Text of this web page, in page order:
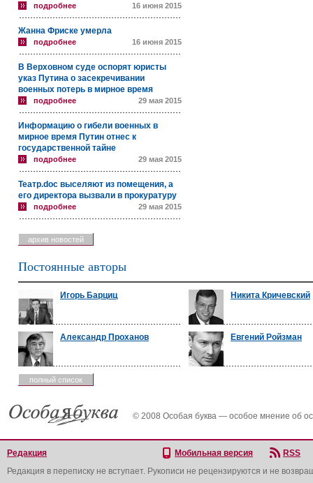
подробнее 16 июня 2015
Жанна Фриске умерла
подробнее 16 июня 2015
В Верховном суде оспорят юристы
указ Путина о засекречивании
военных потерь в мирное время
подробнее 29 мая 2015
Информацию о гибели военных в
мирное время Путин отнес к
государственной тайне
подробнее 29 мая 2015
Театр.doc выселяют из помещения, а
его директора вызвали в прокуратуру
подробнее 29 мая 2015
архив новостей
Постоянные авторы
Игорь Барциц Никита Кричевский
Александр Проханов Евгений Ройзман
полный список
© 2008 Особая буква — особое мнение об
Редакция Мобильная версия
RSS
Редакция в переписку не вступает. Рукописи не рецензируются и не